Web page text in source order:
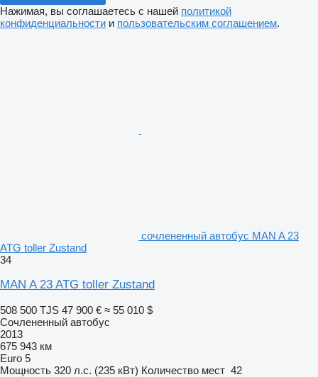
Нажимая, вы соглашаетесь с нашей политикой
конфиденциальности и пользовательским соглашением.
сочлененный автобус MAN A 23
ATG toller Zustand
34
MAN A 23 ATG toller Zustand
508 500 TJS 47 900 € ≈ 55 010 $
Сочлененный автобус
2013
675 943 км
Euro 5
Мощность 320 л.с. (235 кВт) Количество мест 42